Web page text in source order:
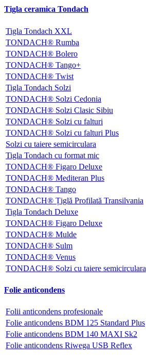
Tigla ceramica Tondach
Tigla Tondach XXL
TONDACH® Rumba
TONDACH® Bolero
TONDACH® Tango+
TONDACH® Twist
Tigla Tondach Solzi
TONDACH® Solzi Cedonia
TONDACH® Solzi Clasic Sibiu
TONDACH® Solzi cu falturi
TONDACH® Solzi cu falturi Plus
Solzi cu taiere semicirculara
Tigla Tondach cu format mic
TONDACH® Figaro Deluxe
TONDACH® Mediteran Plus
TONDACH® Tango
TONDACH® Țiglă Profilată Transilvania
Tigla Tondach Deluxe
TONDACH® Figaro Deluxe
TONDACH® Mulde
TONDACH® Sulm
TONDACH® Venus
TONDACH® Solzi cu taiere semicirculara
Folie anticondens
Folii anticondens profesionale
Folie anticondens BDM 125 Standard Plus
Folie anticondens BDM 140 MAXI Sk2
Folie anticondens Riwega USB Reflex